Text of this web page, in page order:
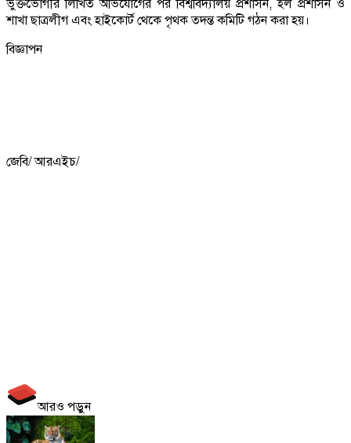
ভুক্তভোগীর লিখিত অভিযোগের পর বিশ্ববিদ্যালয় প্রশাসন, হল প্রশাসন ও
শাখা ছাত্রলীগ এবং হাইকোর্ট থেকে পৃথক তদন্ত কমিটি গঠন করা হয়।
বিজ্ঞাপন
জেবি/ আরএইচ/
আরও পড়ুন